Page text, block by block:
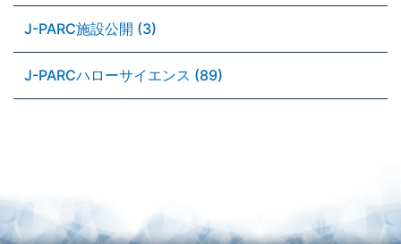
J-PARC施設公開 (3)
J-PARCハローサイエンス (89)